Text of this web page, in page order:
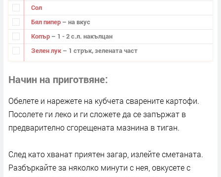
Сол
Бял пипер – на вкус
Копър – 1 - 2 с.л. накълцан
Зелен лук – 1 стрък, зелената част
Начин на приготвяне
Обелете и нарежете на кубчета сварените картофи.
Посолете ги леко и ги сложете да се запържат в
предварително сгорещената мазнина в тиган.
След като хванат приятен загар, излейте сметаната.
Разбъркайте за няколко минути с нея, овкусете с